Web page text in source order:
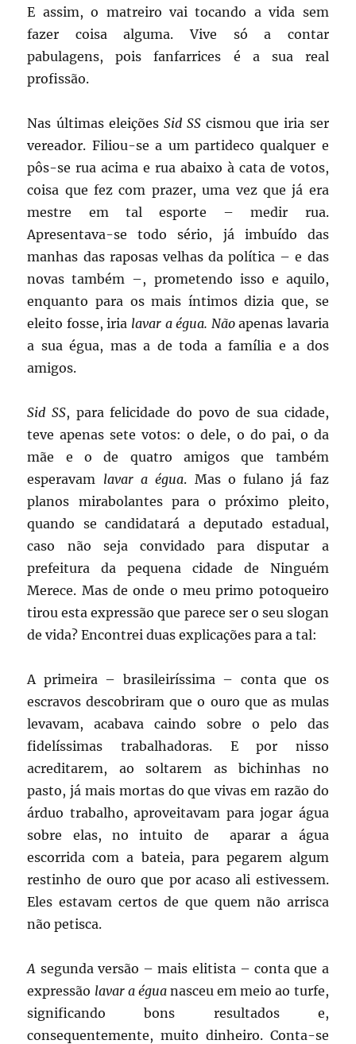
E assim, o matreiro vai tocando a vida sem
fazer coisa alguma. Vive só a contar
pabulagens, pois fanfarrices é a sua real
profissão.
Nas últimas eleições Sid SS cismou que iria ser
vereador. Filiou-se a um partideco qualquer e
pôs-se rua acima e rua abaixo à cata de votos,
coisa que fez com prazer, uma vez que já era
mestre em tal esporte – medir rua.
Apresentava-se todo sério, já imbuído das
manhas das raposas velhas da política – e das
novas também –, prometendo isso e aquilo,
enquanto para os mais íntimos dizia que, se
eleito fosse, iria lavar a égua. Nãoapenas lavaria
a sua égua, mas a de toda a família e a dos
amigos.
Sid SS, para felicidade do povo de sua cidade,
teve apenas sete votos: o dele, o do pai, o da
mãe e o de quatro amigos que também
esperavam lavar a égua. Mas o fulano já faz
planos mirabolantes para o próximo pleito,
quando se candidatará a deputado estadual,
caso não seja convidado para disputar a
prefeitura da pequena cidade de Ninguém
Merece. Mas de onde o meu primo potoqueiro
tirou esta expressão que parece ser o seu slogan
de vida? Encontrei duas explicações para a tal:
A primeira – brasileiríssima – conta que os
escravos descobriram que o ouro que as mulas
levavam, acabava caindo sobre o pelo das
fidelíssimas trabalhadoras. E por nisso
acreditarem, ao soltarem as bichinhas no
pasto, já mais mortas do que vivas em razão do
árduo trabalho, aproveitavam para jogar água
sobre elas, no intuito de aparar a água
escorrida com a bateia, para pegarem algum
restinho de ouro que por acaso ali estivessem.
Eles estavam certos de que quem não arrisca
não petisca.
A segunda versão – mais elitista – conta que a
expressão lavar a éguanasceu em meio ao turfe,
significando bons resultados e,
consequentemente, muito dinheiro. Conta-se